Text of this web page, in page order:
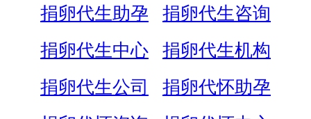
捐卵代生助孕
捐卵代生咨询
捐卵代生中心
捐卵代生机构
捐卵代生公司
捐卵代怀助孕